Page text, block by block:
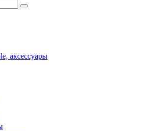
аксессуары